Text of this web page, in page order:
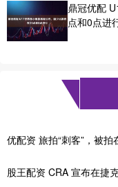
鼎冠优配
点和0点进
优配资 旅拍“刺客”，被拍
股王配资 CRA 宣布在捷